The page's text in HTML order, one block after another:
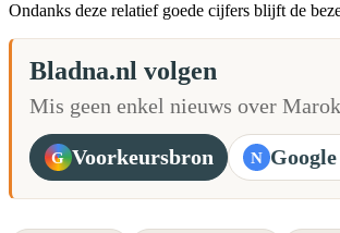
Ondanks deze relatief goede cijfers blijft de
Bladna.nl volgen
Mis geen enkel nieuws over
G Voorkeursbron N